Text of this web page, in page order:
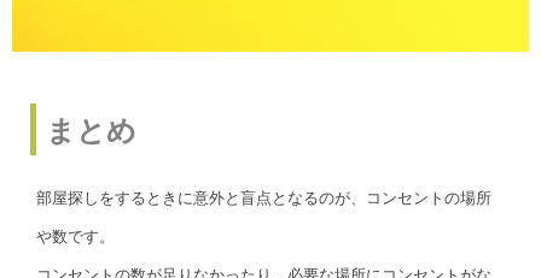
まとめ
部屋探しをするときに意外と盲点となるのが、コンセントの場所
や数です。